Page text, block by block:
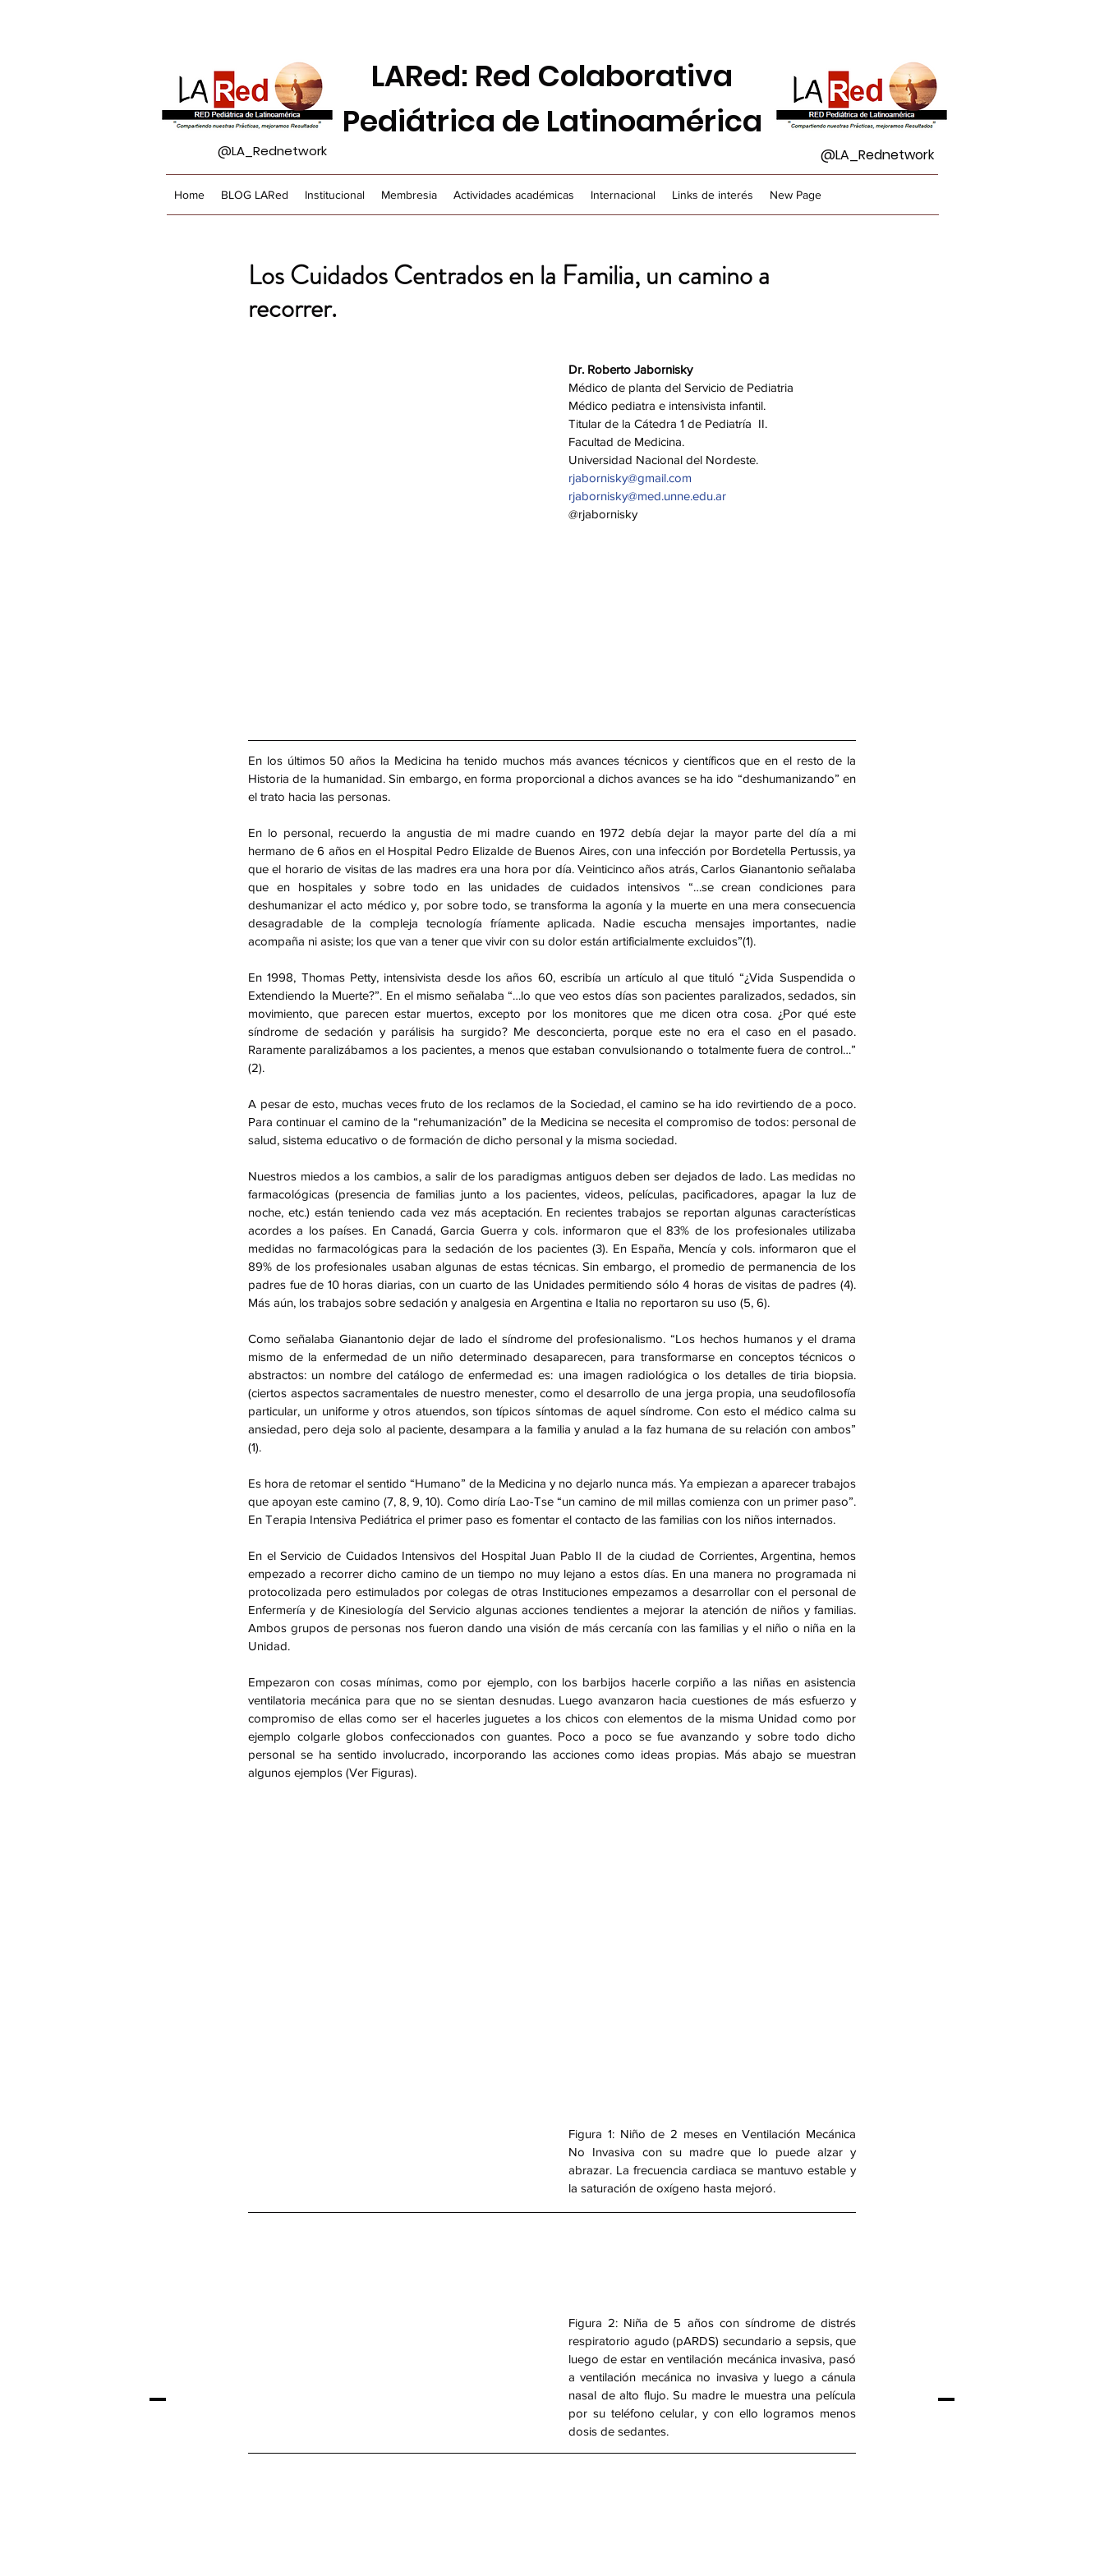
LARed: Red Colaborativa
Pediátrica de Latinoamérica
@LA_Rednetwork
@LA_Rednetwork
Los Cuidados Centrados en la Familia, un camino a
recorrer.
Dr. Roberto Jabornisky
Médico de planta del Servicio de Pediatria
Médico pediatra e intensivista infantil.
Titular de la Cátedra 1 de Pediatría  II.
Facultad de Medicina.
Universidad Nacional del Nordeste.
rjabornisky@gmail.com
rjabornisky@med.unne.edu.ar
@rjabornisky
En los últimos 50 años la Medicina ha tenido muchos más avances técnicos y científicos que en el resto de la
Historia de la humanidad. Sin embargo, en forma proporcional a dichos avances se ha ido “deshumanizando” en
el trato hacia las personas.
En lo personal, recuerdo la angustia de mi madre cuando en 1972 debía dejar la mayor parte del día a mi
hermano de 6 años en el Hospital Pedro Elizalde de Buenos Aires, con una infección por Bordetella Pertussis, ya
que el horario de visitas de las madres era una hora por día. Veinticinco años atrás, Carlos Gianantonio señalaba
que en hospitales y sobre todo en las unidades de cuidados intensivos “…se crean condiciones para
deshumanizar el acto médico y, por sobre todo, se transforma la agonía y la muerte en una mera consecuencia
desagradable de la compleja tecnología fríamente aplicada. Nadie escucha mensajes importantes, nadie
acompaña ni asiste; los que van a tener que vivir con su dolor están artificialmente excluidos”(1).
En 1998, Thomas Petty, intensivista desde los años 60, escribía un artículo al que tituló “¿Vida Suspendida o
Extendiendo la Muerte?”. En el mismo señalaba “…lo que veo estos días son pacientes paralizados, sedados, sin
movimiento, que parecen estar muertos, excepto por los monitores que me dicen otra cosa. ¿Por qué este
síndrome de sedación y parálisis ha surgido? Me desconcierta, porque este no era el caso en el pasado.
Raramente paralizábamos a los pacientes, a menos que estaban convulsionando o totalmente fuera de control…”
(2).
A pesar de esto, muchas veces fruto de los reclamos de la Sociedad, el camino se ha ido revirtiendo de a poco.
Para continuar el camino de la “rehumanización” de la Medicina se necesita el compromiso de todos: personal de
salud, sistema educativo o de formación de dicho personal y la misma sociedad.
Nuestros miedos a los cambios, a salir de los paradigmas antiguos deben ser dejados de lado. Las medidas no
farmacológicas (presencia de familias junto a los pacientes, videos, películas, pacificadores, apagar la luz de
noche, etc.) están teniendo cada vez más aceptación. En recientes trabajos se reportan algunas características
acordes a los países. En Canadá, Garcia Guerra y cols. informaron que el 83% de los profesionales utilizaba
medidas no farmacológicas para la sedación de los pacientes (3). En España, Mencía y cols. informaron que el
89% de los profesionales usaban algunas de estas técnicas. Sin embargo, el promedio de permanencia de los
padres fue de 10 horas diarias, con un cuarto de las Unidades permitiendo sólo 4 horas de visitas de padres (4).
Más aún, los trabajos sobre sedación y analgesia en Argentina e Italia no reportaron su uso (5, 6).
Como señalaba Gianantonio dejar de lado el síndrome del profesionalismo. “Los hechos humanos y el drama
mismo de la enfermedad de un niño determinado desaparecen, para transformarse en conceptos técnicos o
abstractos: un nombre del catálogo de enfermedad es: una imagen radiológica o los detalles de tiria biopsia.
(ciertos aspectos sacramentales de nuestro menester, como el desarrollo de una jerga propia, una seudofilosofía
particular, un uniforme y otros atuendos, son típicos síntomas de aquel síndrome. Con esto el médico calma su
ansiedad, pero deja solo al paciente, desampara a la familia y anulad a la faz humana de su relación con ambos”
(1).
Es hora de retomar el sentido “Humano” de la Medicina y no dejarlo nunca más. Ya empiezan a aparecer trabajos
que apoyan este camino (7, 8, 9, 10). Como diría Lao-Tse “un camino de mil millas comienza con un primer paso”.
En Terapia Intensiva Pediátrica el primer paso es fomentar el contacto de las familias con los niños internados.
En el Servicio de Cuidados Intensivos del Hospital Juan Pablo II de la ciudad de Corrientes, Argentina, hemos
empezado a recorrer dicho camino de un tiempo no muy lejano a estos días. En una manera no programada ni
protocolizada pero estimulados por colegas de otras Instituciones empezamos a desarrollar con el personal de
Enfermería y de Kinesiología del Servicio algunas acciones tendientes a mejorar la atención de niños y familias.
Ambos grupos de personas nos fueron dando una visión de más cercanía con las familias y el niño o niña en la
Unidad.
Empezaron con cosas mínimas, como por ejemplo, con los barbijos hacerle corpiño a las niñas en asistencia
ventilatoria mecánica para que no se sientan desnudas. Luego avanzaron hacia cuestiones de más esfuerzo y
compromiso de ellas como ser el hacerles juguetes a los chicos con elementos de la misma Unidad como por
ejemplo colgarle globos confeccionados con guantes. Poco a poco se fue avanzando y sobre todo dicho
personal se ha sentido involucrado, incorporando las acciones como ideas propias. Más abajo se muestran
algunos ejemplos (Ver Figuras).
Figura 1: Niño de 2 meses en Ventilación Mecánica
No Invasiva con su madre que lo puede alzar y
abrazar. La frecuencia cardiaca se mantuvo estable y
la saturación de oxígeno hasta mejoró.
Figura 2: Niña de 5 años con síndrome de distrés
respiratorio agudo (pARDS) secundario a sepsis, que
luego de estar en ventilación mecánica invasiva, pasó
a ventilación mecánica no invasiva y luego a cánula
nasal de alto flujo. Su madre le muestra una película
por su teléfono celular, y con ello logramos menos
dosis de sedantes.
Home BLOG LARed Institucional Membresia Actividades académicas Internacional Links de interés New Page